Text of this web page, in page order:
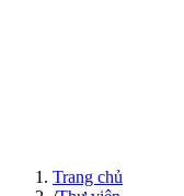
Trang chủ